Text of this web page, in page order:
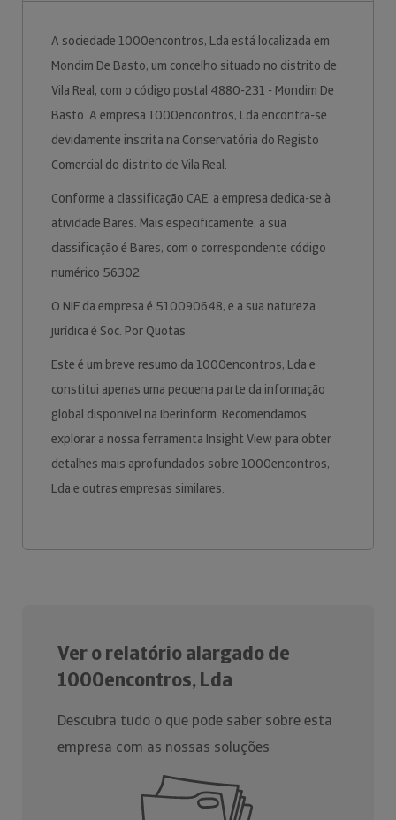
A sociedade 1000encontros, Lda está localizada em
Mondim De Basto, um concelho situado no distrito de
Vila Real, com o código postal 4880-231 - Mondim De
Basto. A empresa 1000encontros, Lda encontra-se
devidamente inscrita na Conservatória do Registo
Comercial do distrito de Vila Real.
Conforme a classificação CAE, a empresa dedica-se à
atividade Bares. Mais especificamente, a sua
classificação é Bares, com o correspondente código
numérico 56302.
O NIF da empresa é 510090648, e a sua natureza
jurídica é Soc. Por Quotas.
Este é um breve resumo da 1000encontros, Lda e
constitui apenas uma pequena parte da informação
global disponível na Iberinform. Recomendamos
explorar a nossa ferramenta Insight View para obter
detalhes mais aprofundados sobre 1000encontros,
Lda e outras empresas similares.
Ver o relatório alargado de
1000encontros, Lda
Descubra tudo o que pode saber sobre esta
empresa com as nossas soluções